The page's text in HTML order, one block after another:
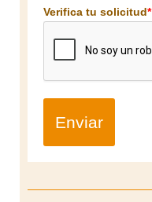
Verifica tu solicitud*
Enviar